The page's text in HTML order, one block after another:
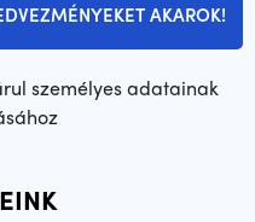
AKAROK!
személyes adatainak